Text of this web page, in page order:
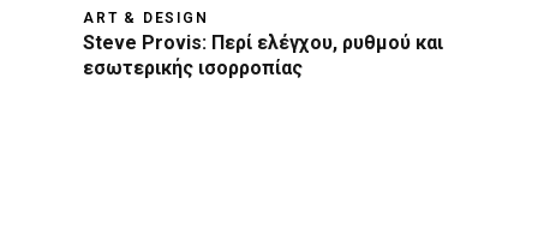
ART & DESIGN
Steve Provis: Περί ελέγχου, ρυθμού και
εσωτερικής ισορροπίας